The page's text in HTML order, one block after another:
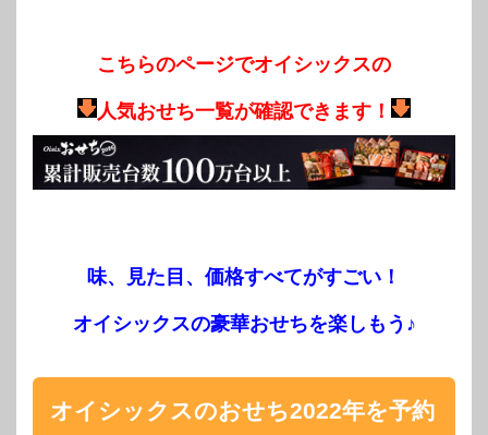
こちらのページでオイシックスの
人気おせち一覧が確認できます！
味、見た目、価格すべてがすごい！
オイシックスの豪華おせちを楽しもう♪
オイシックスのおせち2022年を予約